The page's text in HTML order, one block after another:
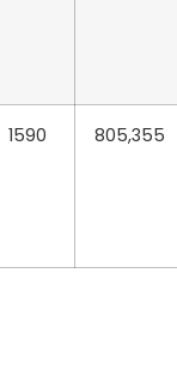
1590 805,355